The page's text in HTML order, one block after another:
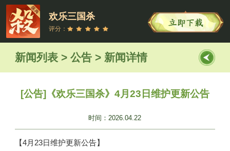
欢乐三国杀
评分：
新闻列表 > 公告 > 新闻详情
[公告]《欢乐三国杀》4月23日维护更新公告
时间：2026.04.22
【4月23日维护更新公告】